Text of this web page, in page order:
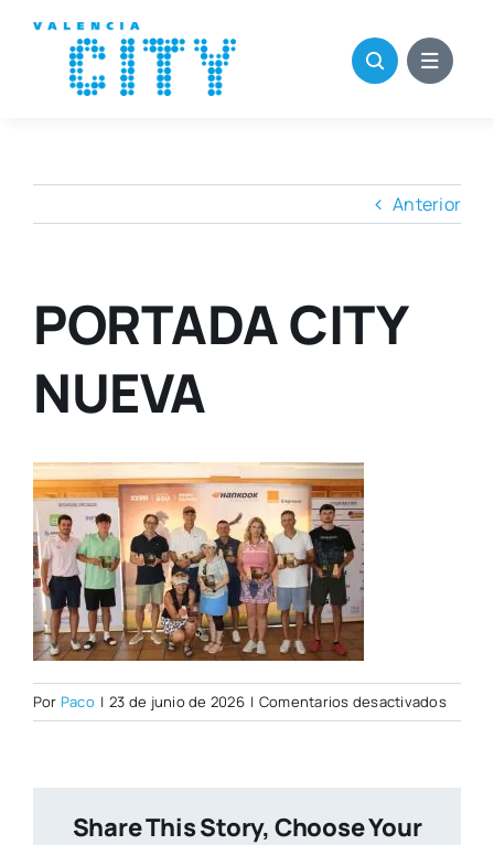
contenido
Anterior
PORTADA CITY
NUEVA
Por Paco | 23 de junio de 2026 | Comentarios desactivadosen
Share This Story, Choose Your